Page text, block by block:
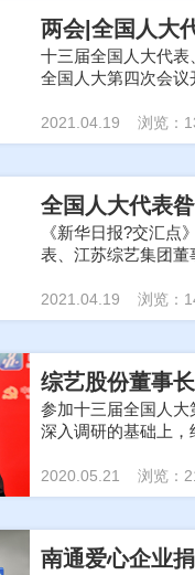
两会|全国人大
十三届全国人大代
全国人大第四次会
2021.04.19 浏览：
全国人大代表
《新华日报?交汇
表、江苏综艺集团
2021.04.19 浏览：
综艺股份董事
参加十三届全国人
深入调研的基础上
2020.05.21 浏览：
南通爱心企业